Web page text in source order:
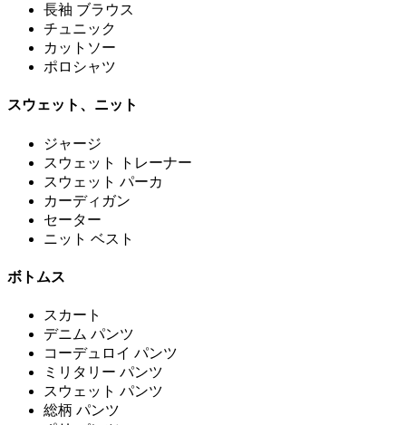
長袖 ブラウス
チュニック
カットソー
ポロシャツ
スウェット、ニット
ジャージ
スウェット トレーナー
スウェット パーカ
カーディガン
セーター
ニット ベスト
ボトムス
スカート
デニム パンツ
コーデュロイ パンツ
ミリタリー パンツ
スウェット パンツ
総柄 パンツ